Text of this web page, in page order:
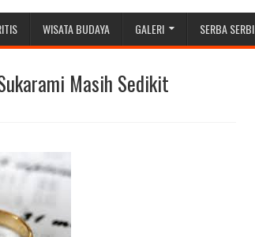
WISATA BUDAYA GALERI SERBA SERBI
Masih Sedikit